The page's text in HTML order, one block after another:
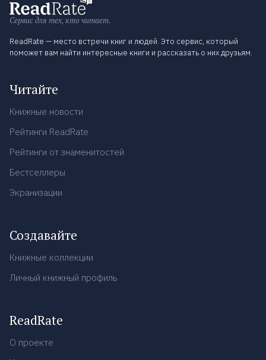
Сервис для тех, кто читает.
ReadRate — место встречи книг и людей. Это сервис, который
поможет вам найти интересные книги и рассказать о них друзьям.
Читайте
Книжные новости
Рейтинги ReadRate
Рейтинги от знаменитостей
Бестселлеры
Экранизации
Создавайте
Книжные коллекции
Личный книжный профиль
ReadRate
О проекте